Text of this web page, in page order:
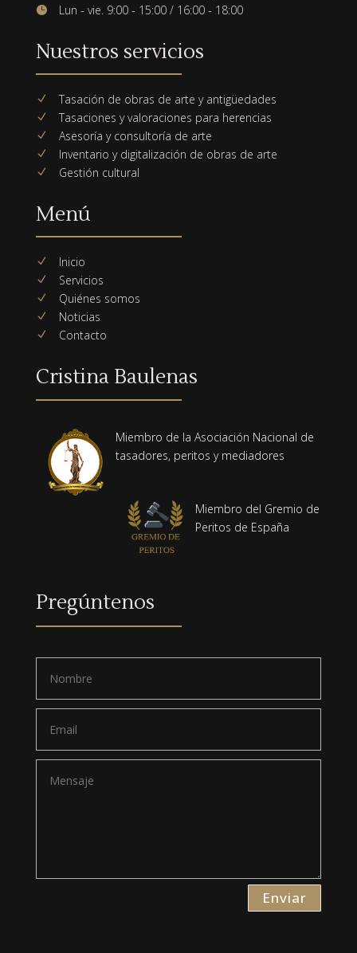
 Lun - vie. 9:00 - 15:00 / 16:00 - 18:00
Nuestros servicios
N Tasación de obras de arte y antigüedades
N Tasaciones y valoraciones para herencias
N Asesoría y consultoría de arte
N Inventario y digitalización de obras de arte
N Gestión cultural
Menú
N Inicio
N Servicios
N Quiénes somos
N Noticias
N Contacto
Cristina Baulenas
Miembro de la Asociación Nacional de
tasadores, peritos y mediadores
Miembro del Gremio de
Peritos de España
Pregúntenos
Enviar